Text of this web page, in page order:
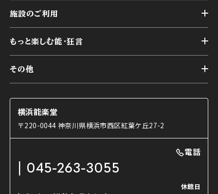
横浜能楽堂が取り組んだ事業
能舞台の歴史と特徴
様々なお客様に向けて
本舞台座席
交通アクセス
アーカイブ
施設のご利用
第二舞台
研修室
楽屋
ご利用の流れ
利用料金表
もっと楽しむ能・狂言
能舞台と演じ手
使用する道具
能・狂言の曲目説明
日本の古典芸能
その他
コラム
OTABISHO
チケット購入方法
横浜能楽堂
〒220-0044 神奈川県横浜市西区紅葉ケ丘27-2
電話
045-263-3055
休館日